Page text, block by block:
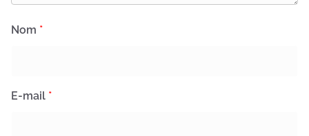
Nom *
E-mail *